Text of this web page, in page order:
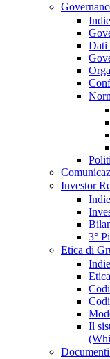
Dati
Investor
3°
Etica di
Il